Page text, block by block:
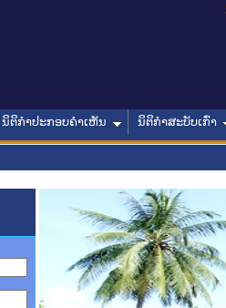
ນິຕິກໍາປະກອບຄໍາເຫັນ ນິຕິກໍາສະບັບເກົ່າ